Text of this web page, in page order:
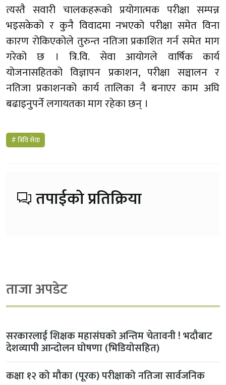
त्यस्तै सवारी चालकहरूको प्रयोगात्मक परीक्षा सम्पन्न
भइसकेको र कुनै विवादमा नभएको परीक्षा समेत विना
कारण रोकिएकोले तुरुन्त नतिजा प्रकाशित गर्न समेत माग
गरेको छ । त्रि.वि. सेवा आयोगले वार्षिक कार्य
योजनासहितको विज्ञापन प्रकाशन, परीक्षा सञ्चालन र
नतिजा प्रकाशनको कार्य तालिका नै बनाएर काम अघि
बढाइनुपर्ने लगायतका माग रहेका छन् ।
# त्रिवि सेवा
तपाईको प्रतिक्रिया
ताजा अपडेट
सरकारलाई शिक्षक महासंघको अन्तिम चेतावनी ! भदौबाट
देशव्यापी आन्दोलन घोषणा (भिडियोसहित)
कक्षा १२ को मौका (पूरक) परीक्षाको नतिजा सार्वजनिक